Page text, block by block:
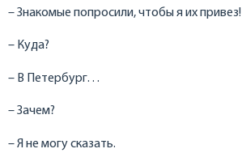
– Знакомые попросили, чтобы я их привез!
– Куда?
– В Петербург…
– Зачем?
– Я не могу сказать.